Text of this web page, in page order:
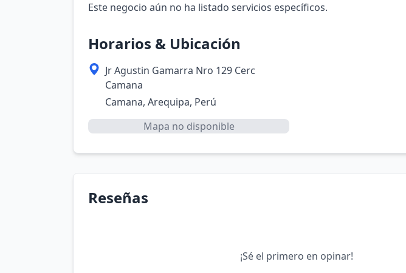
Este negocio aún no ha listado servicios específicos.
Horarios & Ubicación
Jr Agustin Gamarra Nro 129 Cerc
Camana
Camana, Arequipa, Perú
Mapa no disponible
Reseñas
¡Sé el primero en opinar!